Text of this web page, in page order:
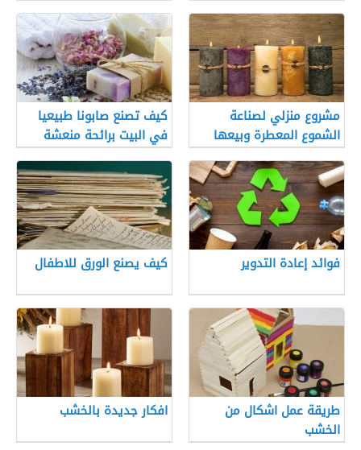
مشروع منزلي لصناعة
الشموع المعطرة وبيعها
اونلاين
كيف تصنع صابونا طبيعيا
في البيت برائحة منعشة
فوائد إعادة التدوير كيف يصنع الورق للاطفال
طريقة عمل اشكال من
الخشب
افكار جديدة بالخشب